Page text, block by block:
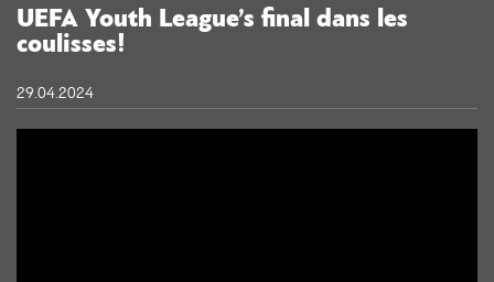
UEFA Youth League’s final dans les
coulisses!
29.04.2024